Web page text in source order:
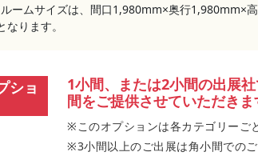
ームサイズは、間口1,980mm×奥行1,980mm×高
ります。
ショ
1小間、または2小間の出展
間をご提供させていただきま
※このオプションは各カテゴリーご
※3小間以上のご出展は角小間でのご